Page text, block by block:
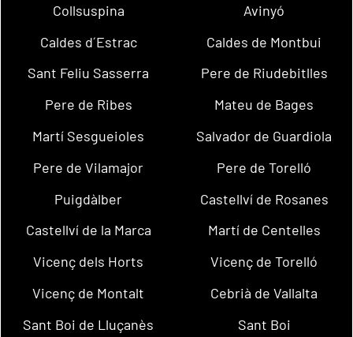
Collsuspina
Avinyó
Caldes d´Estrac
Caldes de Montbui
Sant Feliu Sasserra
Pere de Riudebitlles
Pere de Ribes
Mateu de Bages
Martí Sesgueioles
Salvador de Guardiola
Pere de Vilamajor
Pere de Torelló
Puigdàlber
Castellví de Rosanes
Castellví de la Marca
Martí de Centelles
Vicenç dels Horts
Vicenç de Torelló
Vicenç de Montalt
Cebrià de Vallalta
Sant Boi de Lluçanès
Sant Boi